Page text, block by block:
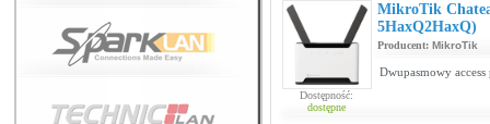
Dostępność:
dostępne
MikroTik
5HaxQ2HaxQ)
Producent: MikroTik
Dwupasmowy